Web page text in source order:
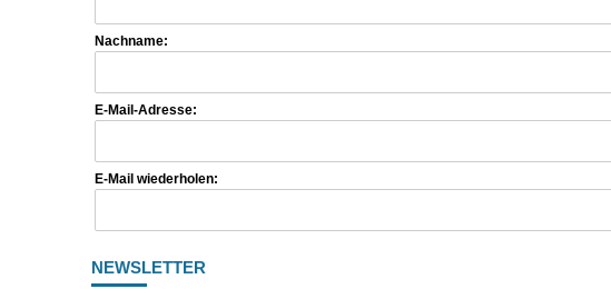
Nachname:
E-Mail-Adresse:
E-Mail wiederholen:
NEWSLETTER